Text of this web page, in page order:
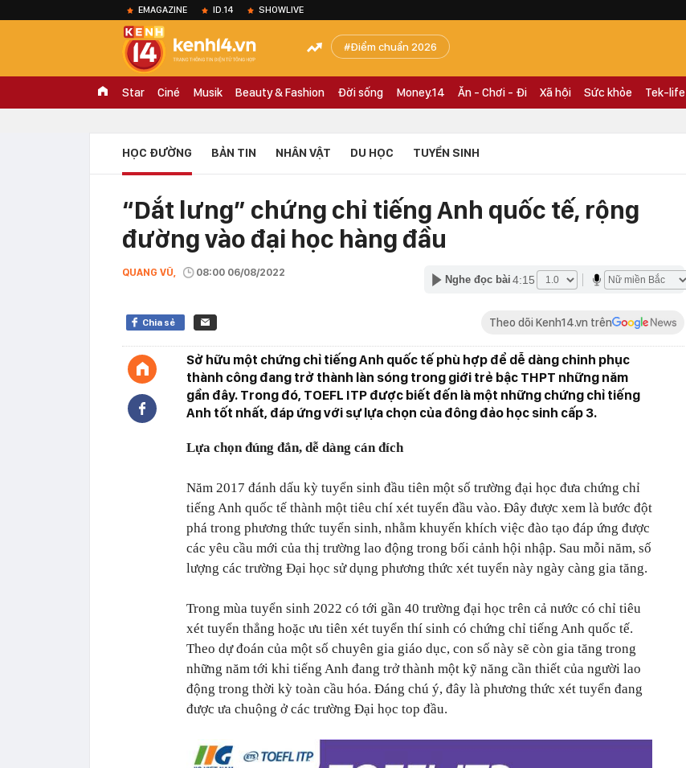
EMAGAZINE ID.14 SHOWLIVE
Điểm chuẩn 2026
Star Ciné Musik Beauty & Fashion Đời sống Money.14 Ăn - Chơi - Đi Xã hội Sức khỏe Tek-life
HỌC ĐƯỜNG BẢN TIN NHÂN VẬT DU HỌC TUYỂN SINH
“Dắt lưng” chứng chỉ tiếng Anh quốc tế, rộng
đường vào đại học hàng đầu
QUANG VŨ, 08:00 06/08/2022
Nghe đọc bài 4:15
Chia sẻ Theo dõi Kenh14.vn trên
Sở hữu một chứng chỉ tiếng Anh quốc tế phù hợp để dễ dàng chinh phục
thành công đang trở thành làn sóng trong giới trẻ bậc THPT những năm
gần đây. Trong đó, TOEFL ITP được biết đến là một những chứng chỉ tiếng
Anh tốt nhất, đáp ứng với sự lựa chọn của đông đảo học sinh cấp 3.
Lựa chọn đúng đắn, dễ dàng cán đích
Năm 2017 đánh dấu kỳ tuyển sinh đầu tiên một số trường đại học đưa chứng chỉ
tiếng Anh quốc tế thành một tiêu chí xét tuyển đầu vào. Đây được xem là bước đột
phá trong phương thức tuyển sinh, nhằm khuyến khích việc đào tạo đáp ứng được
các yêu cầu mới của thị trường lao động trong bối cảnh hội nhập. Sau mỗi năm, số
lượng các trường Đại học sử dụng phương thức xét tuyển này ngày càng gia tăng.
Trong mùa tuyển sinh 2022 có tới gần 40 trường đại học trên cả nước có chỉ tiêu
xét tuyển thẳng hoặc ưu tiên xét tuyển thí sinh có chứng chỉ tiếng Anh quốc tế.
Theo dự đoán của một số chuyên gia giáo dục, con số này sẽ còn gia tăng trong
những năm tới khi tiếng Anh đang trở thành một kỹ năng cần thiết của người lao
động trong thời kỳ toàn cầu hóa. Đáng chú ý, đây là phương thức xét tuyển đang
được ưa chuộng ở các trường Đại học top đầu.